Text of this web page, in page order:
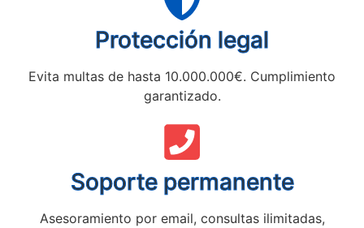
Protección legal
Evita multas de hasta 10.000.000€. Cumplimiento
garantizado.
Soporte permanente
Asesoramiento por email, consultas ilimitadas,